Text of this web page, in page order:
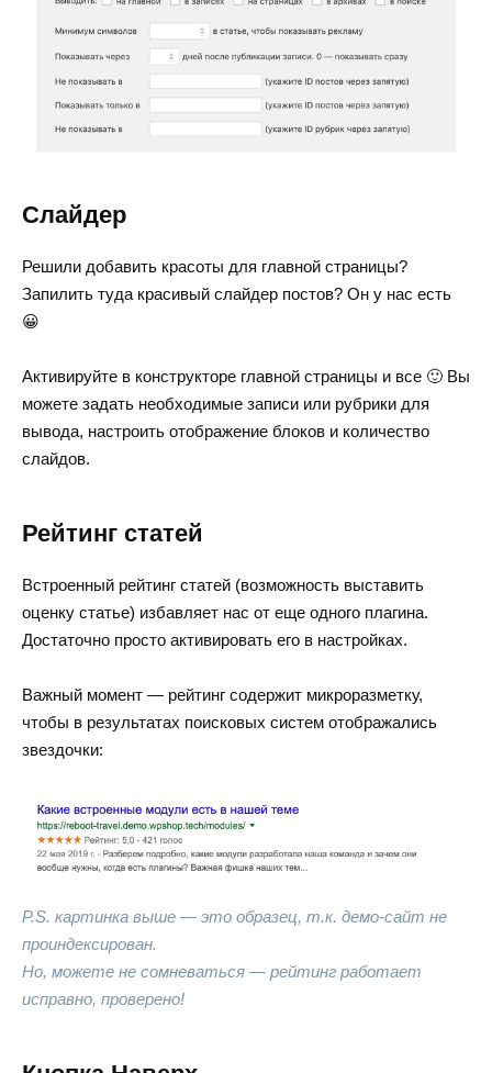
Слайдер
Решили добавить красоты для главной страницы?
Запилить туда красивый слайдер постов? Он у нас есть
😀
Активируйте в конструкторе главной страницы и все 🙂 Вы
можете задать необходимые записи или рубрики для
вывода, настроить отображение блоков и количество
слайдов.
Рейтинг статей
Встроенный рейтинг статей (возможность выставить
оценку статье) избавляет нас от еще одного плагина.
Достаточно просто активировать его в настройках.
Важный момент — рейтинг содержит микроразметку,
чтобы в результатах поисковых систем отображались
звездочки:
P.S. картинка выше — это образец, т.к. демо-сайт не
проиндексирован.
Но, можете не сомневаться — рейтинг работает
исправно, проверено!